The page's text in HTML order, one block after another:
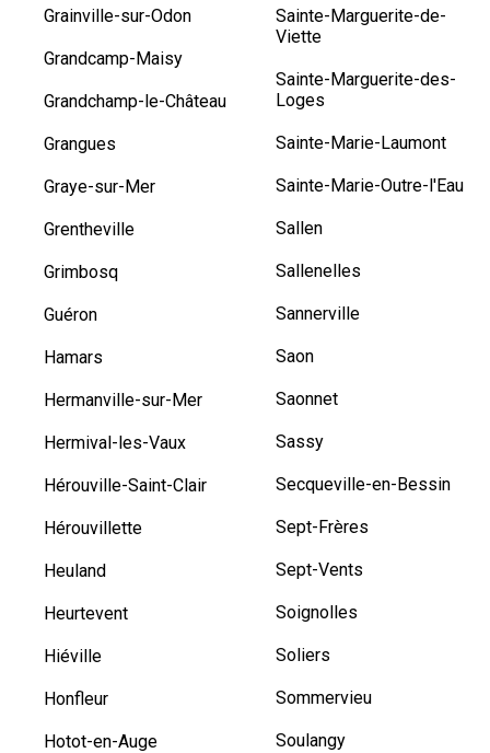
Grainville-sur-Odon
Grandcamp-Maisy
Grandchamp-le-Château
Grangues
Graye-sur-Mer
Grentheville
Grimbosq
Guéron
Hamars
Hermanville-sur-Mer
Hermival-les-Vaux
Hérouville-Saint-Clair
Hérouvillette
Heuland
Heurtevent
Hiéville
Honfleur
Hotot-en-Auge
Sainte-Marguerite-de-
Viette
Sainte-Marguerite-des-
Loges
Sainte-Marie-Laumont
Sainte-Marie-Outre-l'Eau
Sallen
Sallenelles
Sannerville
Saon
Saonnet
Sassy
Secqueville-en-Bessin
Sept-Frères
Sept-Vents
Soignolles
Soliers
Sommervieu
Soulangy